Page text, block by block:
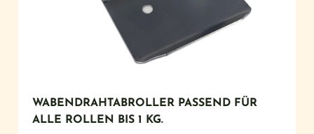
WABENDRAHTABROLLER PASSEND FÜR
ALLE ROLLEN BIS 1 KG.